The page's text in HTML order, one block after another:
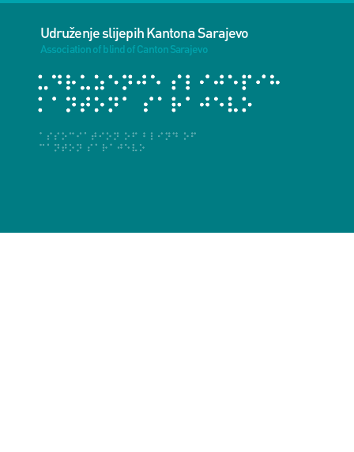
Udruženje slijepih Kantona Sarajevo
Association of blind of Canton Sarajevo